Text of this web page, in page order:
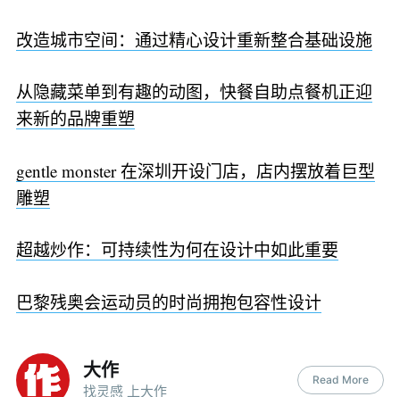
改造城市空间：通过精心设计重新整合基础设施
从隐藏菜单到有趣的动图，快餐自助点餐机正迎
来新的品牌重塑
gentle monster 在深圳开设门店，店内摆放着巨型
雕塑
超越炒作：可持续性为何在设计中如此重要
巴黎残奥会运动员的时尚拥抱包容性设计
大作
找灵感 上大作
Read More